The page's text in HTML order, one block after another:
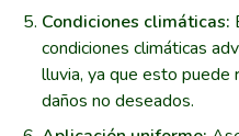
Condiciones climáticas:
condiciones climáticas
lluvia, ya que esto puede
daños no deseados.